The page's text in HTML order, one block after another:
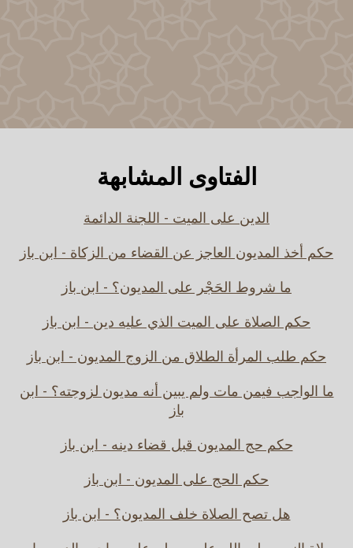
الفتاوى المشابهة
الدين على الميت - اللجنة الدائمة
حكم أخذ المديون العاجز عن القضاء من الزكاة - ابن باز
ما شروط الحَجْر على المديون؟ - ابن باز
حكم الصلاة على الميت الذي عليه دين - ابن باز
حكم طلب المرأة الطلاق من الزوج المديون - ابن باز
ما الواجب فيمن مات ولم يبين أنه مديون لزوجته؟ - ابن
باز
حكم حج المديون قبل قضاء دينه - ابن باز
حكم الحج على المديون - ابن باز
هل تصح الصلاة خلف المديون؟ - ابن باز